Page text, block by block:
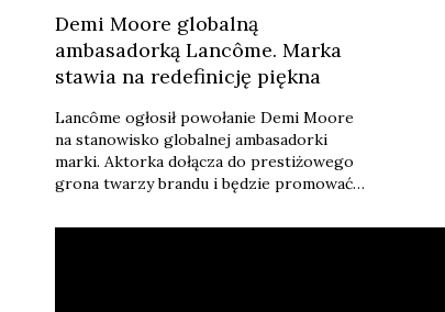
Demi Moore globalną
ambasadorką Lancôme. Marka
stawia na redefinicję piękna
Lancôme ogłosił powołanie Demi Moore
na stanowisko globalnej ambasadorki
marki. Aktorka dołącza do prestiżowego
grona twarzy brandu i będzie promować
Longevity MD.